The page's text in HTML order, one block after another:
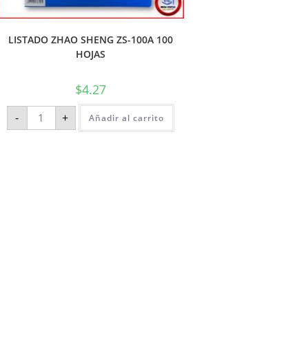
LISTADO ZHAO SHENG ZS-100A 100
HOJAS
$4.27
- + Añadir al carrito